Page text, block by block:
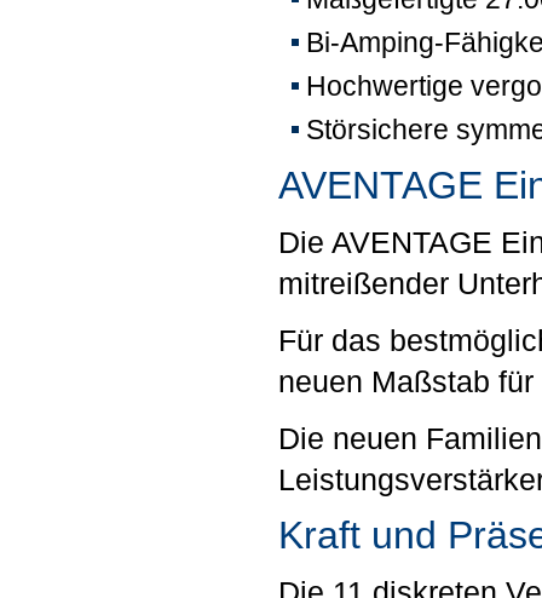
Bi-Amping-
Hochwertige
Störsichere
AVENTAGE
Die AVENTAGE
mitreißender
Für das
neuen Maßstab
Die neuen
Kraft und